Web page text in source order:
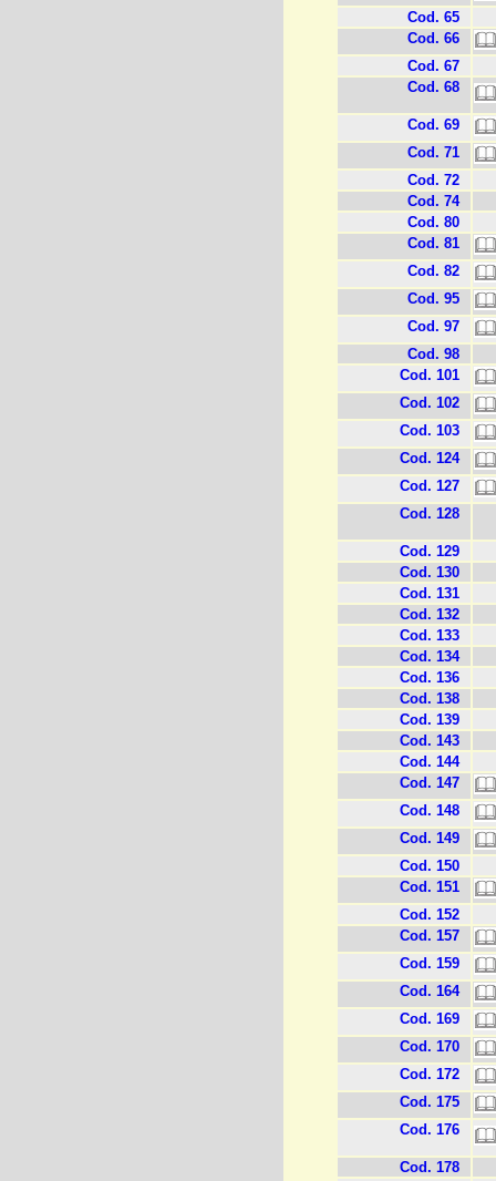
Cod. 65
Cod. 66
Cod. 67
Cod. 68
Cod. 69
Cod. 71
Cod. 72
Cod. 74
Cod. 80
Cod. 81
Cod. 82
Cod. 95
Cod. 97
Cod. 98
Cod. 101
Cod. 102
Cod. 103
Cod. 124
Cod. 127
Cod. 128
Cod. 129
Cod. 130
Cod. 131
Cod. 132
Cod. 133
Cod. 134
Cod. 136
Cod. 138
Cod. 139
Cod. 143
Cod. 144
Cod. 147
Cod. 148
Cod. 149
Cod. 150
Cod. 151
Cod. 152
Cod. 157
Cod. 159
Cod. 164
Cod. 169
Cod. 170
Cod. 172
Cod. 175
Cod. 176
Cod. 178